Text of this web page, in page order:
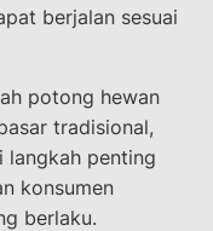
berjalan sesuai
potong hewan
tradisional,
langkah penting
konsumen
berlaku.